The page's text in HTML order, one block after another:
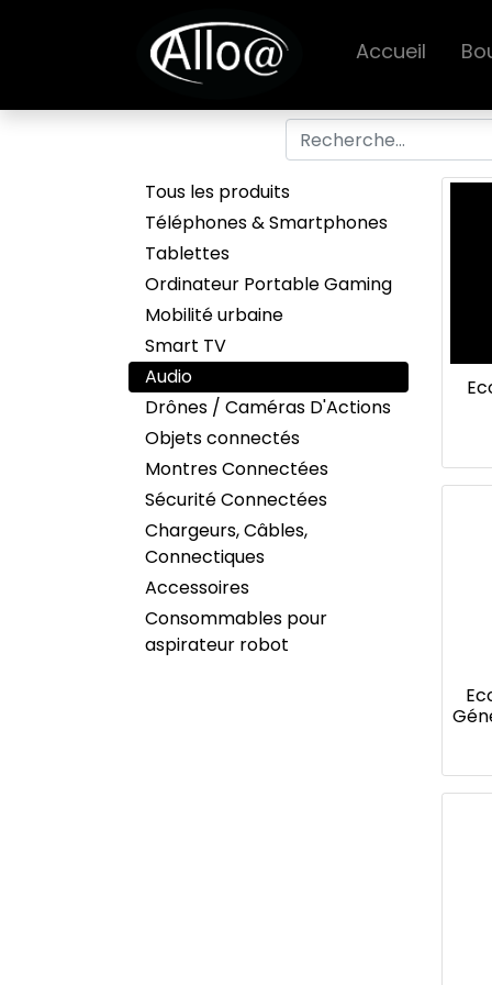
Accueil
Tous les produits
Téléphones & Smartphones
Tablettes
Ordinateur Portable Gaming
Mobilité urbaine
Smart TV
Audio
Drônes / Caméras D'Actions
Objets connectés
Montres Connectées
Sécurité Connectées
Chargeurs, Câbles,
Connectiques
Accessoires
Consommables pour
aspirateur robot